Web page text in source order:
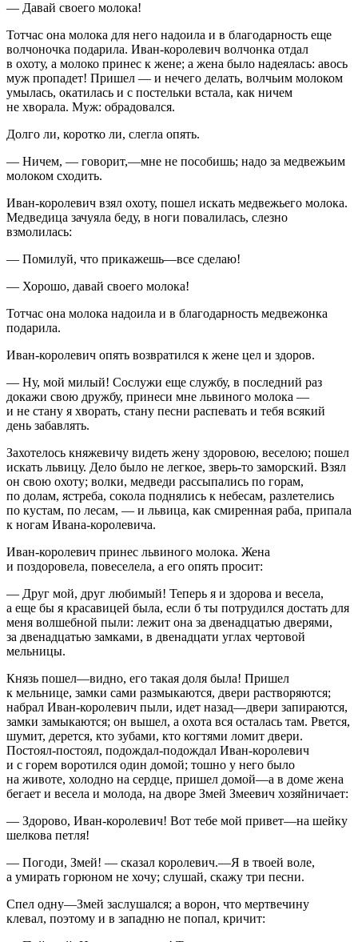
— Давай своего молока!
Тотчас она молока для него надоила и в благодарность еще
волчоночка подарила. Иван-королевич волчонка отдал
в охоту, а молоко принес к жене; а жена было надеялась: авось
муж пропадет! Пришел — и нечего делать, волчьим молоком
умылась, окатилась и с постельки встала, как ничем
не хворала. Муж: обрадовался.
Долго ли, коротко ли, слегла опять.
— Ничем, — говорит,—мне не пособишь; надо за медвежьим
молоком сходить.
Иван-королевич взял охоту, пошел искать медвежьего молока.
Медведица зачуяла беду, в ноги повалилась, слезно
взмолилась:
— Помилуй, что прикажешь—все сделаю!
— Хорошо, давай своего молока!
Тотчас она молока надоила и в благодарность медвежонка
подарила.
Иван-королевич опять возвратился к жене цел и здоров.
— Ну, мой милый! Сослужи еще службу, в последний раз
докажи свою дружбу, принеси мне львиного молока —
и не стану я хворать, стану песни распевать и тебя всякий
день забавлять.
Захотелось княжевичу видеть жену здоровою, веселою; пошел
искать львицу. Дело было не легкое, зверь-то заморский. Взял
он свою охоту; волки, медведи рассыпались по горам,
по долам, ястреба, сокола поднялись к небесам, разлетелись
по кустам, по лесам, — и львица, как смиренная раба, припала
к ногам Ивана-королевича.
Иван-королевич принес львиного молока. Жена
и поздоровела, повеселела, а его опять просит:
— Друг мой, друг любимый! Теперь я и здорова и весела,
а еще бы я красавицей была, если б ты потрудился достать для
меня волшебной пыли: лежит она за двенадцатью дверями,
за двенадцатью замками, в двенадцати углах чертовой
мельницы.
Князь пошел—видно, его такая доля была! Пришел
к мельнице, замки сами размыкаются, двери растворяются;
набрал Иван-королевич пыли, идет назад—двери запираются,
замки замыкаются; он вышел, а охота вся осталась там. Рвется,
шумит, дерется, кто зубами, кто когтями ломит двери.
Постоял-постоял, подождал-подождал Иван-королевич
и с горем воротился один домой; тошно у него было
на животе, холодно на сердце, пришел домой—а в доме жена
бегает и весела и молода, на дворе Змей Змеевич хозяйничает:
— Здорово, Иван-королевич! Вот тебе мой привет—на шейку
шелкова петля!
— Погоди, Змей! — сказал королевич.—Я в твоей воле,
а умирать горюном не хочу; слушай, скажу три песни.
Спел одну—Змей заслушался; а ворон, что мертвечину
клевал, поэтому и в западню не попал, кричит: